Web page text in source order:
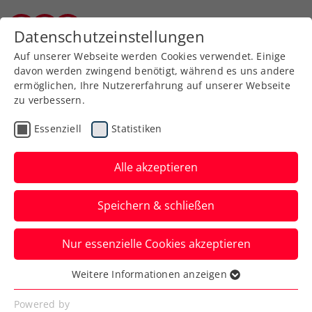
Aktuelle News
News filtern
Datenschutzeinstellungen
Auf unserer Webseite werden Cookies verwendet. Einige
davon werden zwingend benötigt, während es uns andere
ermöglichen, Ihre Nutzererfahrung auf unserer Webseite
zu verbessern.
Essenziell Statistiken
Alle akzeptieren
Speichern & schließen
Nur essenzielle Cookies akzeptieren
Essenziell
Essenzielle Cookies werden für grundlegende
Weitere Informationen anzeigen
Powered by